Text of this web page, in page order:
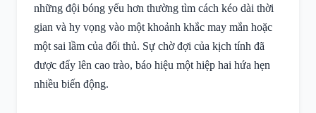
những đội bóng yếu hơn thường tìm cách kéo dài thời
gian và hy vọng vào một khoảnh khắc may mắn hoặc
một sai lầm của đối thủ. Sự chờ đợi của kịch tính đã
được đẩy lên cao trào, báo hiệu một hiệp hai hứa hẹn
nhiều biến động.